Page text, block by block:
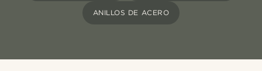
ANILLOS DE ACERO